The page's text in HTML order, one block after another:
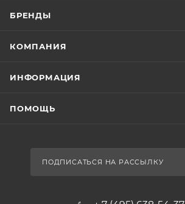
БРЕНДЫ
КОМПАНИЯ
ИНФОРМАЦИЯ
ПОМОЩЬ
ПОДПИСАТЬСЯ НА РАССЫЛКУ